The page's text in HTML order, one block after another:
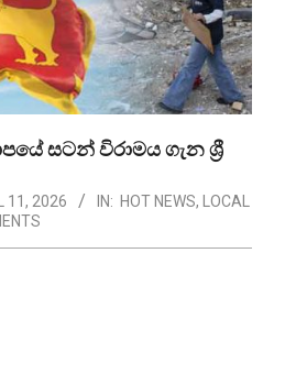
සටන් විරාමය ගැන ශ්‍රී
11, 2026 IN: HOT NEWS,
LOCAL